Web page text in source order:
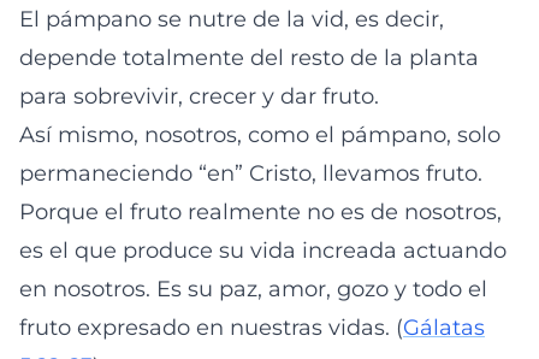
El pámpano se nutre de la vid, es decir,
depende totalmente del resto de la planta
para sobrevivir, crecer y dar fruto.
Así mismo, nosotros, como el pámpano, solo
permaneciendo “en” Cristo, llevamos fruto.
Porque el fruto realmente no es de nosotros,
es el que produce su vida increada actuando
en nosotros. Es su paz, amor, gozo y todo el
fruto expresado en nuestras vidas. (Gálatas